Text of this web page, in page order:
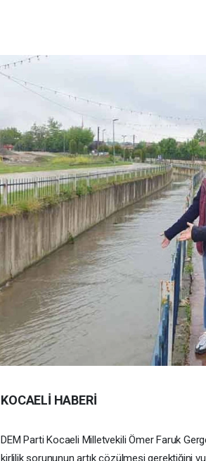
KOCAELİ HABERİ
DEM Parti Kocaeli Milletvekili Ömer Faruk
kirlilik sorununun artık çözülmesi gerektiğini